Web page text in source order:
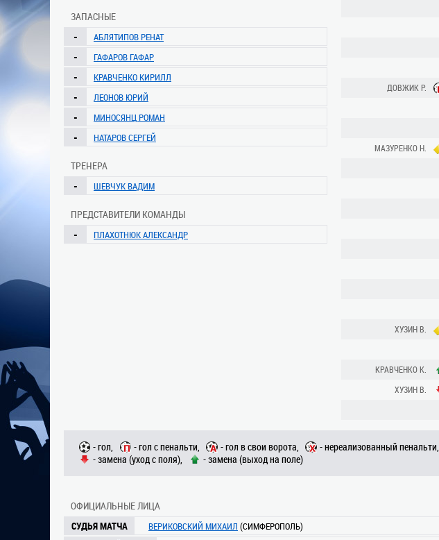
ЗАПАСНЫЕ
- АБЛЯТИПОВ РЕНАТ
- ГАФАРОВ ГАФАР
- КРАВЧЕНКО КИРИЛЛ
- ЛЕОНОВ ЮРИЙ
- МИНОСЯНЦ РОМАН
- НАТАРОВ СЕРГЕЙ
ТРЕНЕРА
- ШЕВЧУК ВАДИМ
ПРЕДСТАВИТЕЛИ КОМАНДЫ
- ПЛАХОТНЮК АЛЕКСАНДР
ДОВЖИК Р.
МАЗУРЕНКО Н.
ХУЗИН В.
КРАВЧЕНКО К.
ХУЗИН В.
- гол, - гол с пенальти, - гол в свои ворота, - нереализованный пенальти,
- замена (уход с поля),
- замена (выход на поле)
ОФИЦИАЛЬНЫЕ ЛИЦА
СУДЬЯ МАТЧА
ВЕРИКОВСКИЙ МИХАИЛ (СИМФЕРОПОЛЬ)